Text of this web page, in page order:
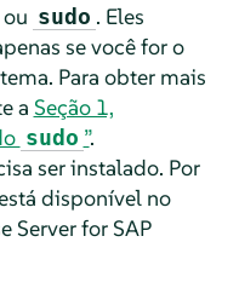
ou sudo . Eles
se você for o
Para obter mais
a Seção 1,
sudo ”.
ser instalado. Por
disponível no
Server for SAP